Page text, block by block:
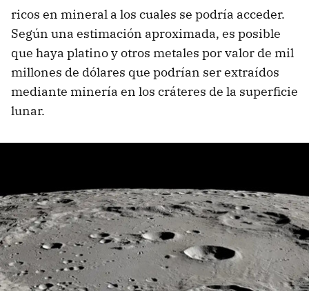
ricos en mineral a los cuales se podría acceder.
Según una estimación aproximada, es posible
que haya platino y otros metales por valor de mil
millones de dólares que podrían ser extraídos
mediante minería en los cráteres de la superficie
lunar.